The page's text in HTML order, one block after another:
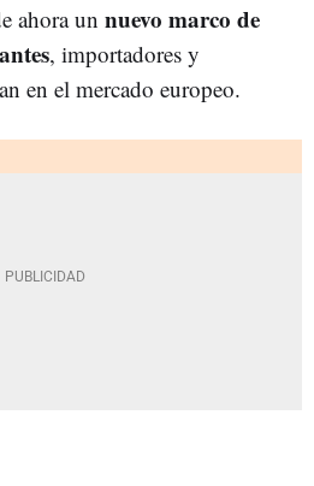
ahora un nuevo marco de
, importadores y
en el mercado europeo.